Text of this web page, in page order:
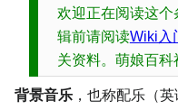
欢迎正在阅读这个
辑前请阅读Wiki入
关资料。萌娘百科
背景音乐 ，也称配乐（英